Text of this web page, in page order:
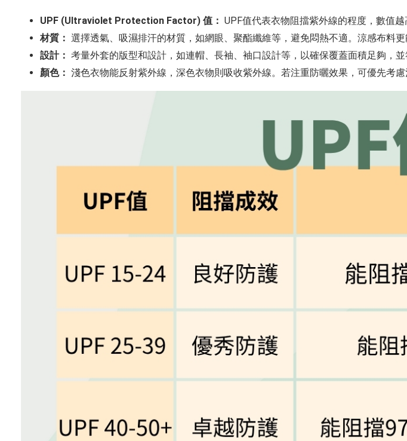
UPF (Ultraviolet Protection Factor) 值： UPF值代表衣物阻擋紫外線的程度，數值
材質： 選擇透氣、吸濕排汗的材質，如網眼、聚酯纖維等，避免悶熱不適。涼感布料更
設計： 考量外套的版型和設計，如連帽、長袖、袖口設計等，以確保覆蓋面積足夠，並
顏色： 淺色衣物能反射紫外線，深色衣物則吸收紫外線。若注重防曬效果，可優先考慮